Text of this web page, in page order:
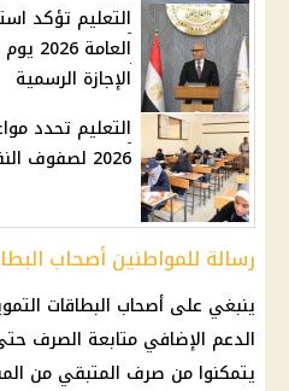
التعليم تؤكد
الإجازة الرسمية
التعليم تحدد
2026 لصفوف النقل والشهادة الإعدادية
رسالة للمواطنين أصحاب
ينبغي على أصحاب البطاقات
الدعم الإضافي متابعة الصرف
يتمكنوا من صرف المتبقي من